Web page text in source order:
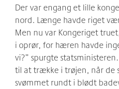
Der var engang et lille
nord. Længe havde riget
Men nu var Kongeriget
i oprør, for hæren havde
vi?” spurgte
til at trække i trøjen, når de
svømmet rundt i blødt